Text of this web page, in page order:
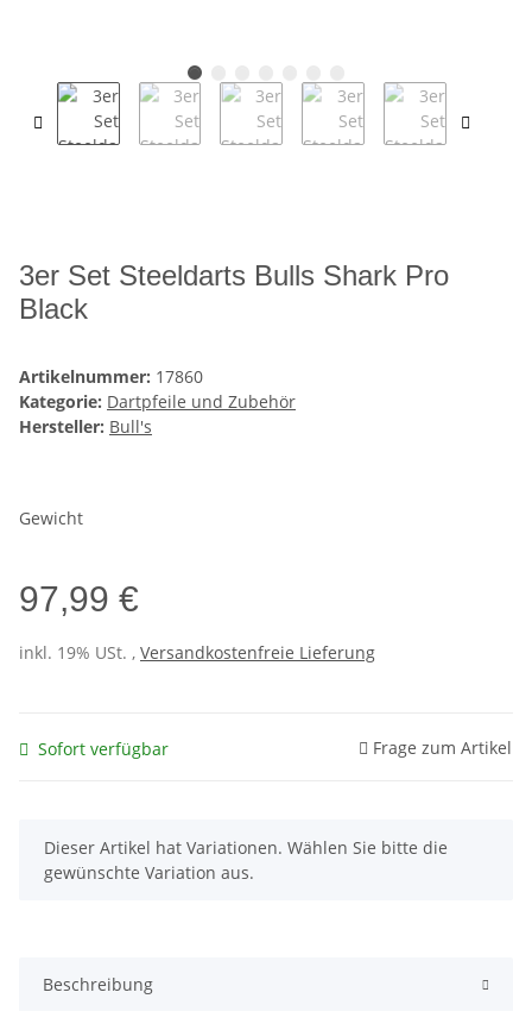
3er Set Steeldarts Bulls Shark Pro
Black
Artikelnummer: 17860
Kategorie: Dartpfeile und Zubehör
Hersteller: Bull's
Gewicht
97,99 €
inkl. 19% USt. , Versandkostenfreie Lieferung
Sofort verfügbar Frage zum Artikel
x
Dieser Artikel hat Variationen. Wählen Sie bitte die
gewünschte Variation aus.
Beschreibung